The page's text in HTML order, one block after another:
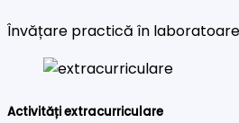
Învățare practică în
Activități extracurriculare